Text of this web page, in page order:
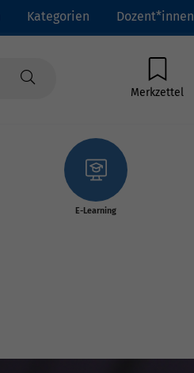
Kategorien Dozent*innen
Merkzettel
E-Learning